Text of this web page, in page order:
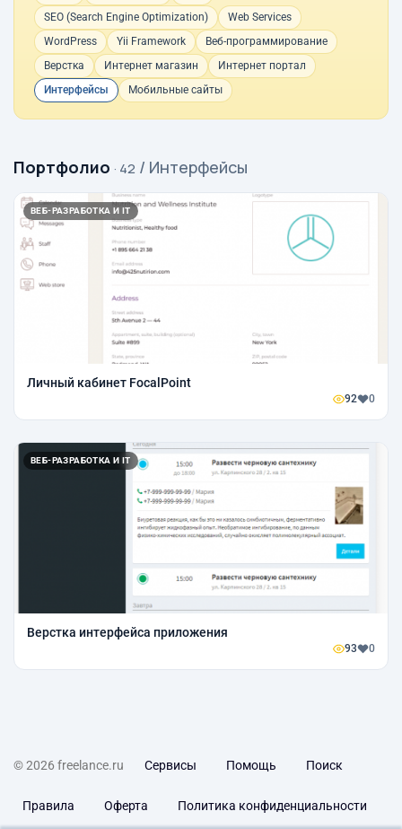
SEO (Search Engine Optimization)
Web Services
WordPress
Yii Framework
Веб-программирование
Верстка
Интернет магазин
Интернет портал
Интерфейсы
Мобильные сайты
Портфолио · 42 / Интерфейсы
ВЕБ-РАЗРАБОТКА И IT
Личный кабинет FocalPoint
92 0
ВЕБ-РАЗРАБОТКА И IT
Верстка интерфейса приложения
93 0
© 2026 freelance.ru Сервисы Помощь Поиск
Правила Оферта Политика конфиденциальности